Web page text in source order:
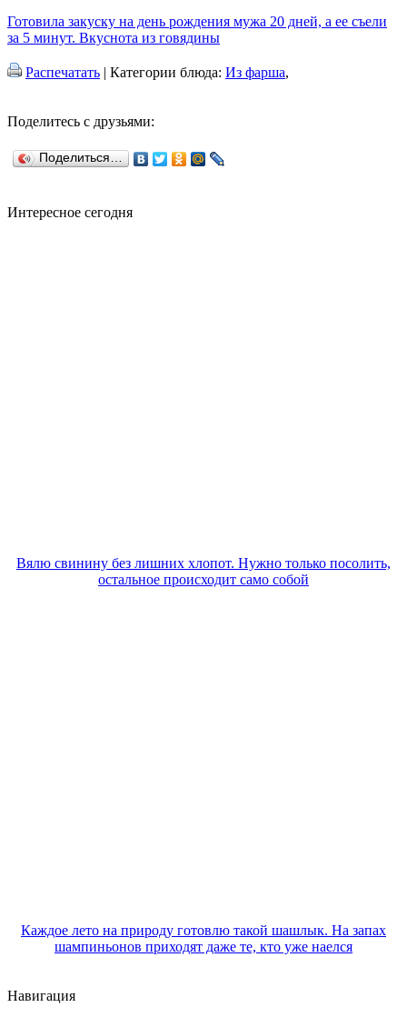
Готовила закуску на день рождения мужа 20 дней, а ее съели
за 5 минут. Вкуснота из говядины
Распечатать | Категории блюда: Из фарша,
Поделитесь с друзьями:
Поделиться…
Интересное сегодня
Вялю свинину без лишних хлопот. Нужно только посолить,
остальное происходит само собой
Каждое лето на природу готовлю такой шашлык. На запах
шампиньонов приходят даже те, кто уже наелся
Навигация